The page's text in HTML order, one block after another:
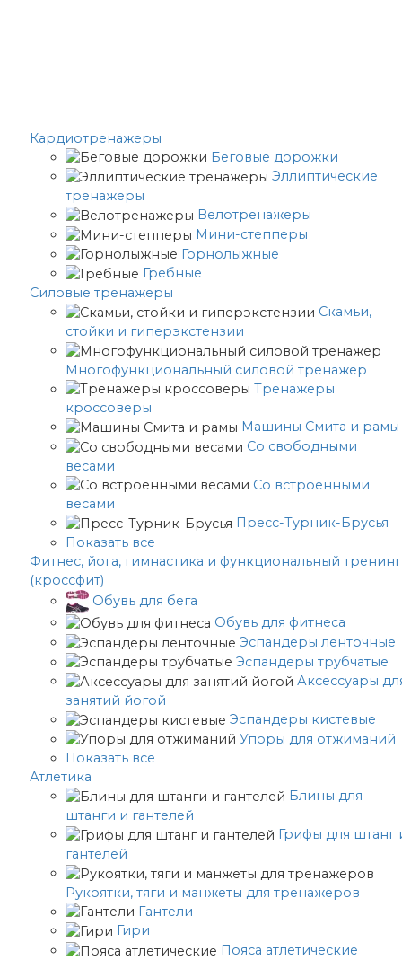
Кардиотренажеры
Беговые дорожки
Эллиптические
тренажеры
Велотренажеры
Мини-степперы
Горнолыжные
Гребные
Cиловые тренажеры
Скамьи,
стойки и гиперэкстензии
Многофункциональный силовой тренажер
Тренажеры
кроссоверы
Машины Смита и рамы
Со свободными
весами
Со встроенными
весами
Пресс-Турник-Брусья
Показать все
Фитнес, йога, гимнастика и функциональный тренинг
(кроссфит)
Обувь для бега
Обувь для фитнеса
Эспандеры ленточные
Эспандеры трубчатые
Аксессуары
занятий йогой
Эспандеры кистевые
Упоры для отжиманий
Показать все
Атлетика
Блины для
штанги и гантелей
Грифы для штанг
гантелей
Рукоятки, тяги и манжеты для тренажеров
Гантели
Гири
Пояса атлетические